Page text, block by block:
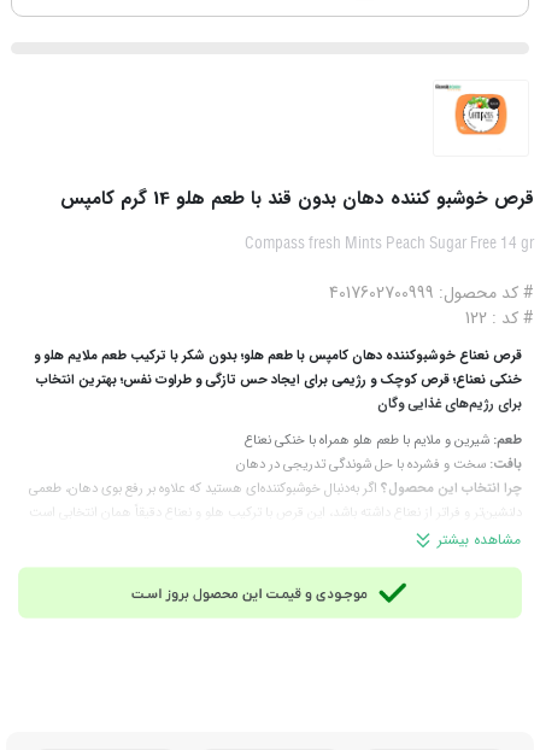
قرص خوشبو کننده دهان بدون قند با طعم هلو 14 گرم کامپس
Compass fresh Mints Peach Sugar Free 14 gr
# کد محصول: 4017602700999
# کد : 122
قرص نعناع خوشبوکننده دهان کامپس با طعم هلو؛ بدون شکر با ترکیب طعم ملایم هلو و
خنکی نعناع؛ قرص کوچک و رژیمی برای ایجاد حس تازگی و طراوت نفس؛ بهترین انتخاب
برای رژیم‌های غذایی وگان
طعم: شیرین و ملایم با طعم هلو همراه با خنکی نعناع
بافت: سخت و فشرده با حل‌ شوندگی تدریجی در دهان
چرا انتخاب این محصول؟ اگر به‌دنبال خوشبوکننده‌ای هستید که علاوه‌ بر رفع بوی دهان، طعمی
دلنشین‌‌تر و فراتر از نعناع داشته باشد، این قرص با ترکیب هلو و نعناع دقیقاً همان انتخابی است
که همیشه همراه‌تان می‌ماند و حس تازگی را خیلی سریع در دهان ایجاد می کند.
نمک‌های منیزیم اسیدهای چرب، پودر میوه هلو (۰.۳٪)، منتول (عصاره خنک‌کننده نعناع) و موم
کارنائوبا
مشاهده بیشتر